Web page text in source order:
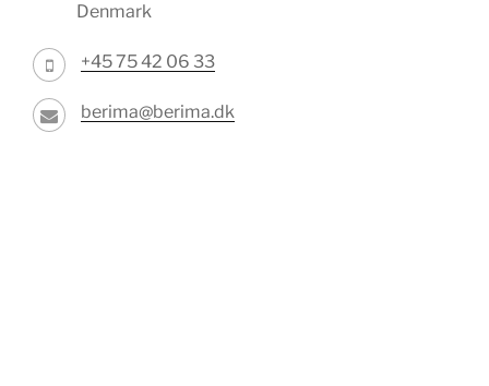
Denmark
+45 75 42 06 33
berima@berima.dk